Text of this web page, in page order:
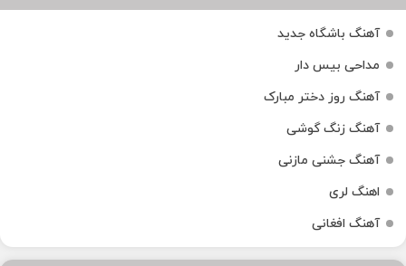
آهنگ باشگاه جدید
مداحی بیس دار
آهنگ روز دختر مبارک
آهنگ زنگ گوشی
آهنگ جشنی مازنی
اهنگ لری
آهنگ افغانی